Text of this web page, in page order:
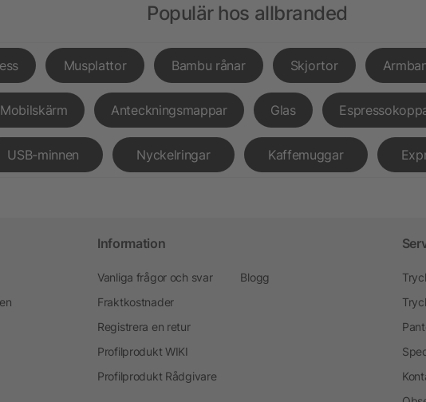
Populär hos allbranded
Musplattor Bambu rånar Skjortor
Anteckningsmappar Glas
USB-minnen Nyckelringar Kaffemuggar
Information
Vanliga frågor och svar
Fraktkostnader
Registrera en retur
Profilprodukt WIKI
Profilprodukt Rådgivare
Blogg